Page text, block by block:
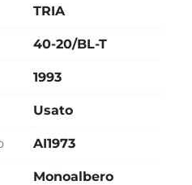
TRIA
40-20/BL-T
1993
Usato
AI1973
Monoalbero